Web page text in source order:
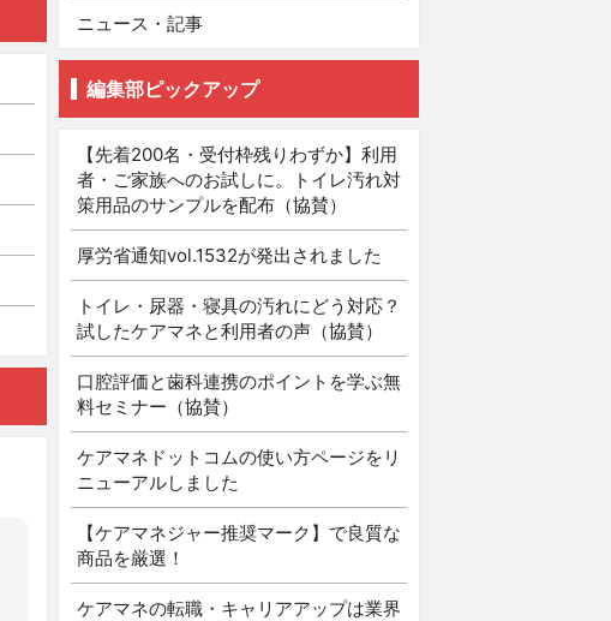
ニュース・記事
編集部ピックアップ
【先着200名・受付枠残りわずか】利用
者・ご家族へのお試しに。トイレ汚れ対
策用品のサンプルを配布（協賛）
厚労省通知vol.1532が発出されました
トイレ・尿器・寝具の汚れにどう対応？
試したケアマネと利用者の声（協賛）
口腔評価と歯科連携のポイントを学ぶ無
料セミナー（協賛）
ケアマネドットコムの使い方ページをリ
ニューアルしました
【ケアマネジャー推奨マーク】で良質な
商品を厳選！
ケアマネの転職・キャリアアップは業界